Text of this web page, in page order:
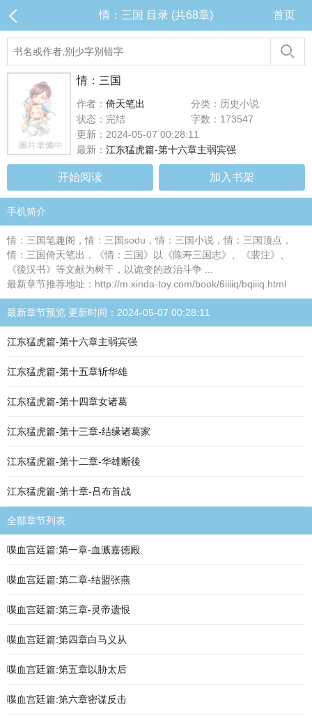
情：三国 目录 (共68章) 首页
情：三国
作者： 倚天笔出
分类：历史小说
状态：完结
字数：173547
更新：2024-05-07 00:28:11
最新： 江东猛虎篇-第十六章主弱宾强
开始阅读 加入书架
手机简介
情：三国笔趣阁，情：三国sodu，情：三国小说，情：三国顶点，
情：三国倚天笔出，《情：三国》以《陈寿三国志》、《裴注》、
《後汉书》等文献为树干，以诡变的政治斗争 ...
最新章节推荐地址：http://m.xinda-toy.com/book/6iiiiq/bqiiiq.html
最新章节预览 更新时间：2024-05-07 00:28:11
江东猛虎篇-第十六章主弱宾强
江东猛虎篇-第十五章斩华雄
江东猛虎篇-第十四章女诸葛
江东猛虎篇-第十三章-结缘诸葛家
江东猛虎篇-第十二章-华雄断後
江东猛虎篇-第十章-吕布首战
全部章节列表
喋血宫廷篇:第一章-血溅嘉德殿
喋血宫廷篇:第二章-结盟张燕
喋血宫廷篇:第三章-灵帝遗恨
喋血宫廷篇:第四章白马义从
喋血宫廷篇:第五章以胁太后
喋血宫廷篇:第六章密谋反击